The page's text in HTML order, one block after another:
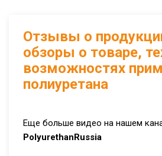
Отзывы о
обзоры о товаре,
возможностях
полиуретана
Еще больше видео на нашем
PolyurethanRussia